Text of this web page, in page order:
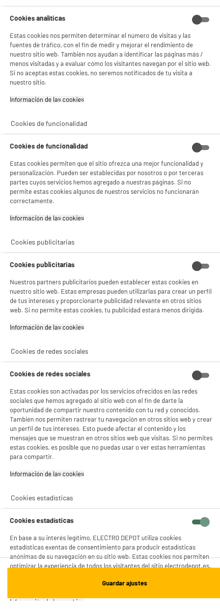
Tipo :
7€95
1 2
NO SOLO TENEMOS LOS MEJORES PRECIOS
autentificadas por
★★★★★
★★★★★
4,26
RESPUESTAS
5 TIENDAS A TU SERVICIO
Valencia - Alicante
ENVÍO Y RECOGIDA
Recogida en 1h:
ESTAMOS EN CONTACTO
¡DESCARGA NUESTRA APP!
Cookies analíticas
Estas cookies nos permiten determinar el número de visitas y las
fuentes de tráfico, con el fin de medir y mejorar el rendimiento de
nuestro sitio web. También nos ayudan a identificar las páginas más /
menos visitadas y a evaluar cómo los visitantes navegan por el sitio web.
Si no aceptas estas cookies, no seremos notificados de tu visita a
nuestro sitio.
Información de las cookies‎
Cookies de funcionalidad
Cookies de funcionalidad
Estas cookies permiten que el sitio ofrezca una mejor funcionalidad y
personalización. Pueden ser establecidas por nosotros o por terceras
partes cuyos servicios hemos agregado a nuestras páginas. Si no
permite estas cookies algunos de nuestros servicios no funcionarán
correctamente.
Información de las cookies‎
Cookies publicitarias
Cookies publicitarias
Nuestros partners publicitarios pueden establecer estas cookies en
nuestro sitio web. Estas empresas pueden utilizarlas para crear un perfil
de tus intereses y proporcionarte publicidad relevante en otros sitios
web. Si no permite estas cookies, tu publicidad estará menos dirigida.
Información de las cookies‎
Cookies de redes sociales
Cookies de redes sociales
Estas cookies son activadas por los servicios ofrecidos en las redes
sociales que hemos agregado al sitio web con el fin de darte la
oportunidad de compartir nuestro contenido con tu red y conocidos.
También nos permiten rastrear tu navegación en otros sitios web y crear
un perfil de tus intereses. Esto puede afectar el contenido y los
mensajes que se muestran en otros sitios web que visitas. Si no permites
estas cookies, es posible que no puedas usar o ver estas herramientas
para compartir.
Información de las cookies‎
Cookies estadísticas
Cookies estadísticas
En base a su interés legítimo, ELECTRO DEPOT utiliza cookies
estadísticas exentas de consentimiento para producir estadísticas
anónimas de su navegación en su sitio web. Estas cookies nos permiten
optimizar la experiencia de todos los visitantes del sitio electrodepot.es.
sitio web en función de estadísticas anónimas
Información de las cookies‎
Guardar ajustes